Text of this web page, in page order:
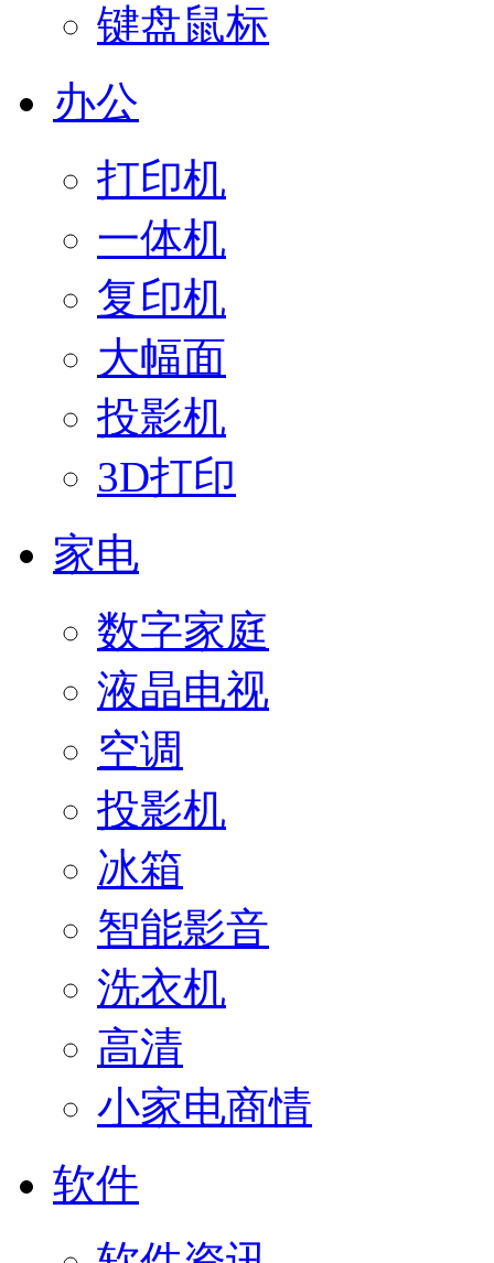
键盘鼠标
办公
打印机
一体机
复印机
大幅面
投影机
3D打印
家电
数字家庭
液晶电视
空调
投影机
冰箱
智能影音
洗衣机
高清
小家电商情
软件